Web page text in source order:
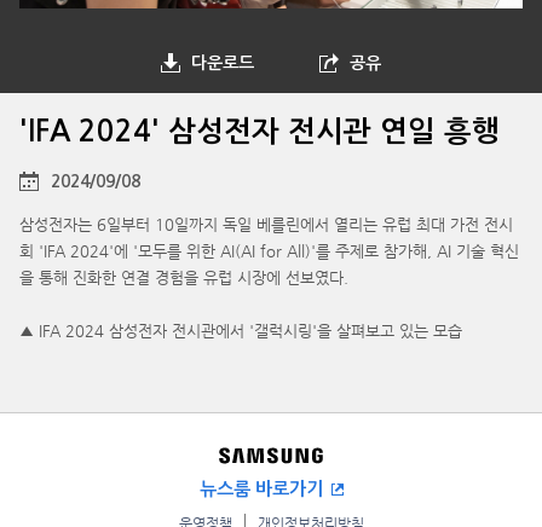
다운로드 공유
'IFA 2024' 삼성전자 전시관 연일 흥행
2024/09/08
삼성전자는 6일부터 10일까지 독일 베를린에서 열리는 유럽 최대 가전 전시
회 'IFA 2024'에 '모두를 위한 AI(AI for All)'를 주제로 참가해, AI 기술 혁신
을 통해 진화한 연결 경험을 유럽 시장에 선보였다.
▲ IFA 2024 삼성전자 전시관에서 '갤럭시링'을 살펴보고 있는 모습
뉴스룸 바로가기
운영정책 개인정보처리방침